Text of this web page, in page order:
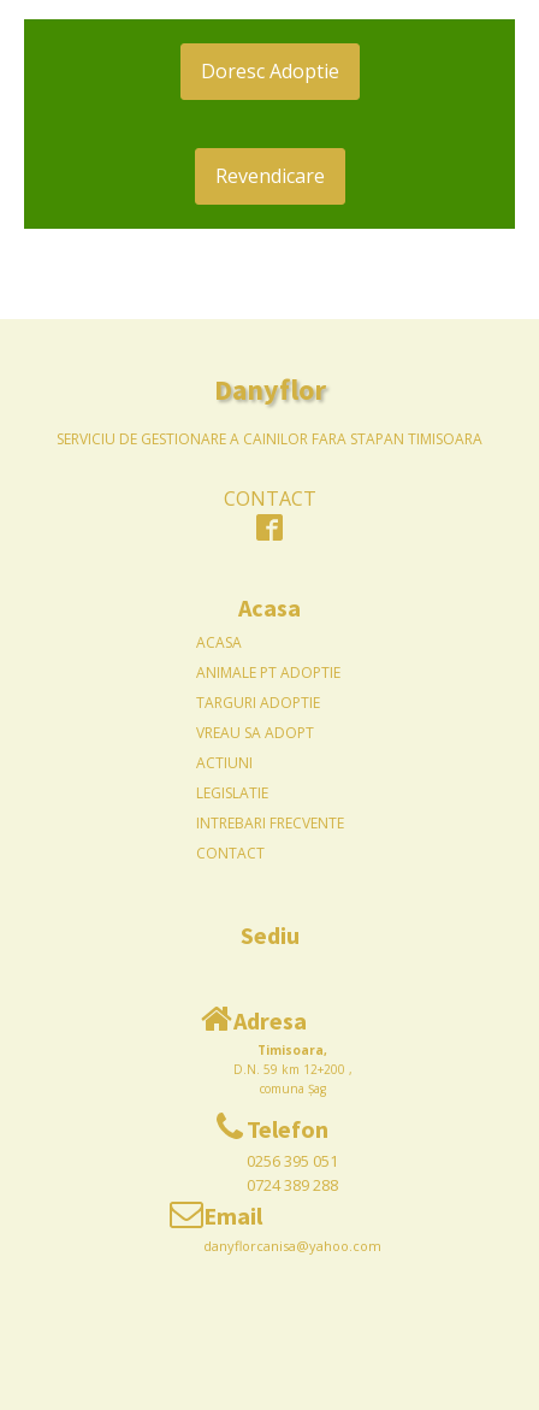
Doresc Adoptie
Revendicare
Danyflor
SERVICIU DE GESTIONARE A CAINILOR FARA STAPAN TIMISOARA
CONTACT
Acasa
ACASA
ANIMALE PT ADOPTIE
TARGURI ADOPTIE
VREAU SA ADOPT
ACTIUNI
LEGISLATIE
INTREBARI FRECVENTE
CONTACT
Sediu
Adresa
Timisoara,
D.N. 59 km 12+200 ,
comuna Șag
Telefon
0256 395 051
0724 389 288
Email
danyflorcanisa@yahoo.com